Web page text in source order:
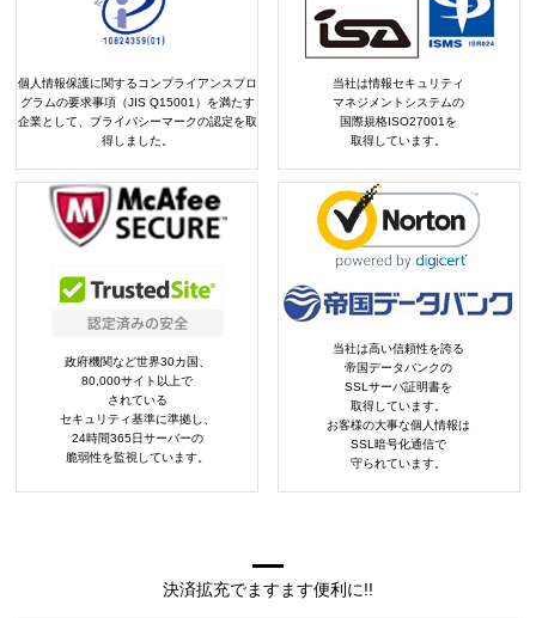
個人情報保護に関するコンプライアンスプロ
グラムの要求事項（JIS Q15001）を満たす
企業として、プライバシーマークの認定を取
得しました。
当社は情報セキュリティ
マネジメントシステムの
国際規格ISO27001を
取得しています。
政府機関など世界30カ国、
80,000サイト以上で
されている
セキュリティ基準に準拠し、
24時間365日サーバーの
脆弱性を監視しています。
当社は高い信頼性を誇る
帝国データバンクの
SSLサーバ証明書を
取得しています。
お客様の大事な個人情報は
SSL暗号化通信で
守られています。
決済拡充でますます便利に!!